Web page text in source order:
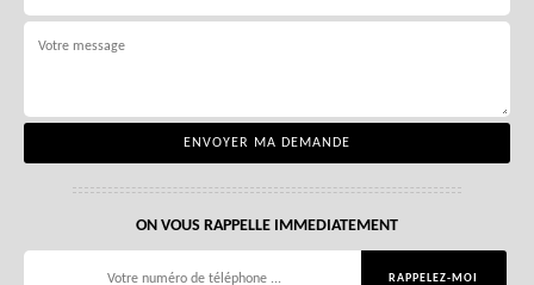
ON VOUS RAPPELLE IMMEDIATEMENT